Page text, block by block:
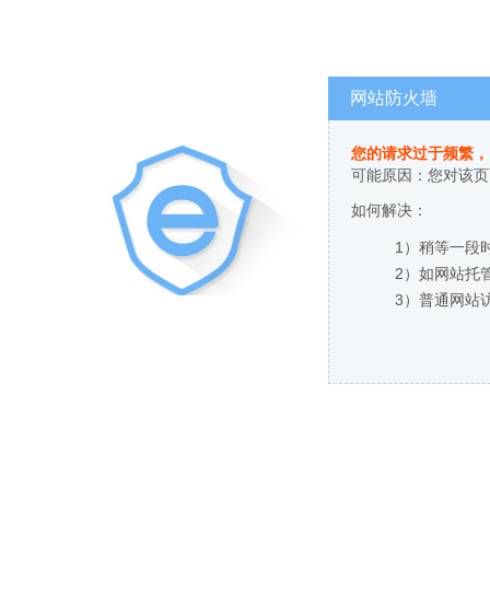
网站防火墙
您的请求过于频繁
可能原因：您对该
如何解决：
1）稍等一段
2）如网站托
3）普通网站